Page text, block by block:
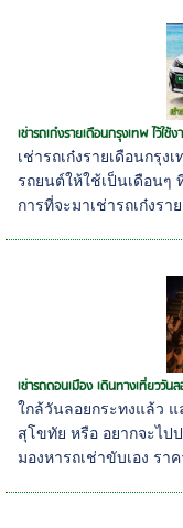
เช่ารถเก๋งรายเดือนกรุงเทพ ไว้ใช้
เช่ารถเก๋งรายเดือนกรุง
รถยนต์ให้ใช้เป็นเดือนๆ
การที่จะมาเช่ารถเก๋งรา
เช่ารถดอนเมือง เดินทางเที่ยววัน
ใกล้วันลอยกระทงแล้ว
สุโขทัย หรือ อยากจะไป
มองหารถเช่าขับเอง รา